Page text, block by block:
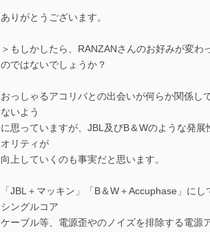
ありがとうございます。
＞もしかしたら、RANZANさんのお好みが変
のではないでしょうか？
おっしゃるアコリバとの出会いが何らか関係
ないよう
に思っていますが、JBL及びB＆Wのような発
オリティが
向上していくのも事実だと思います。
「JBL＋マッキン」「B＆W＋Accuphase」に
シングルコア
ケーブル等、電源歪やのノイズを排除する電源